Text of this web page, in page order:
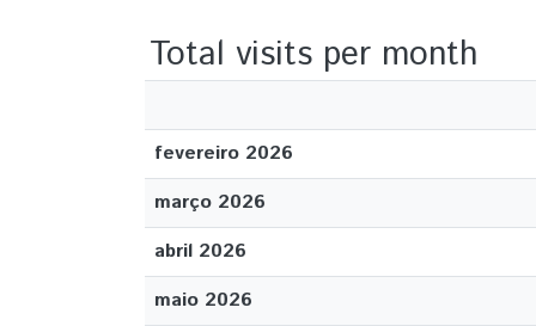
Total visits per month
fevereiro 2026
março 2026
abril 2026
maio 2026